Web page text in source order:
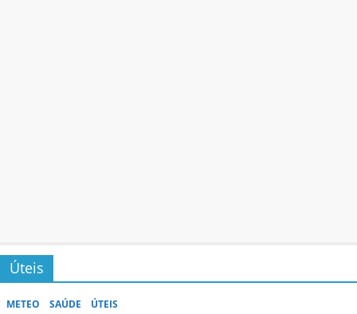
Úteis
METEO SAÚDE ÚTEIS